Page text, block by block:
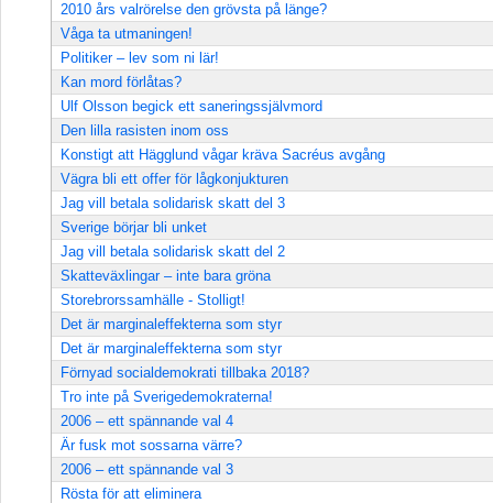
2010 års valrörelse den grövsta på länge?
Våga ta utmaningen!
Politiker – lev som ni lär!
Kan mord förlåtas?
Ulf Olsson begick ett saneringssjälvmord
Den lilla rasisten inom oss
Konstigt att Hägglund vågar kräva Sacréus avgång
Vägra bli ett offer för lågkonjukturen
Jag vill betala solidarisk skatt del 3
Sverige börjar bli unket
Jag vill betala solidarisk skatt del 2
Skatteväxlingar – inte bara gröna
Storebrorssamhälle - Stolligt!
Det är marginaleffekterna som styr
Det är marginaleffekterna som styr
Förnyad socialdemokrati tillbaka 2018?
Tro inte på Sverigedemokraterna!
2006 – ett spännande val 4
Är fusk mot sossarna värre?
2006 – ett spännande val 3
Rösta för att eliminera